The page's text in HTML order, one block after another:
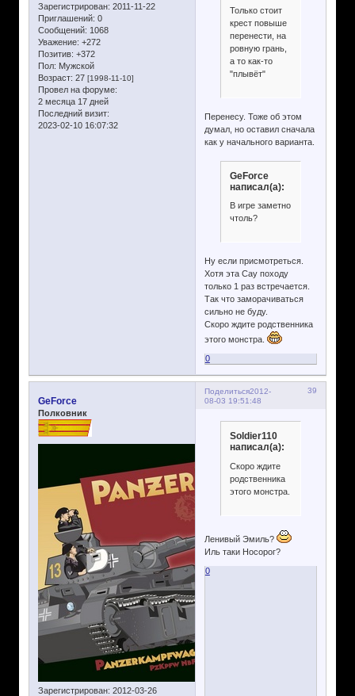
Зарегистрирован: 2011-11-22
Приглашений: 0
Сообщений: 1068
Уважение: +272
Позитив: +372
Пол: Мужской
Возраст: 27 [1998-11-10]
Провел на форуме:
2 месяца 17 дней
Последний визит:
2023-02-10 16:07:32
Только стоит
крест повыше
перенести, на
ровную грань,
а то как-то
"плывёт"
Перенесу. Тоже об этом
думал, но оставил сначала
как у начального варианта.
GeForce
написал(а):
В игре заметно
чтоль?
Ну если присмотреться.
Хотя эта Сау походу
только 1 раз встречается.
Так что заморачиваться
сильно не буду.
Скоро ждите родственника
этого монстра.
0
Поделиться 39
2012-
08-03 19:51:48
GeForce
Полковник
Зарегистрирован: 2012-03-26
Soldier110
написал(а):
Скоро ждите
родственника
этого монстра.
Ленивый Эмиль?
Иль таки Носорог?
0